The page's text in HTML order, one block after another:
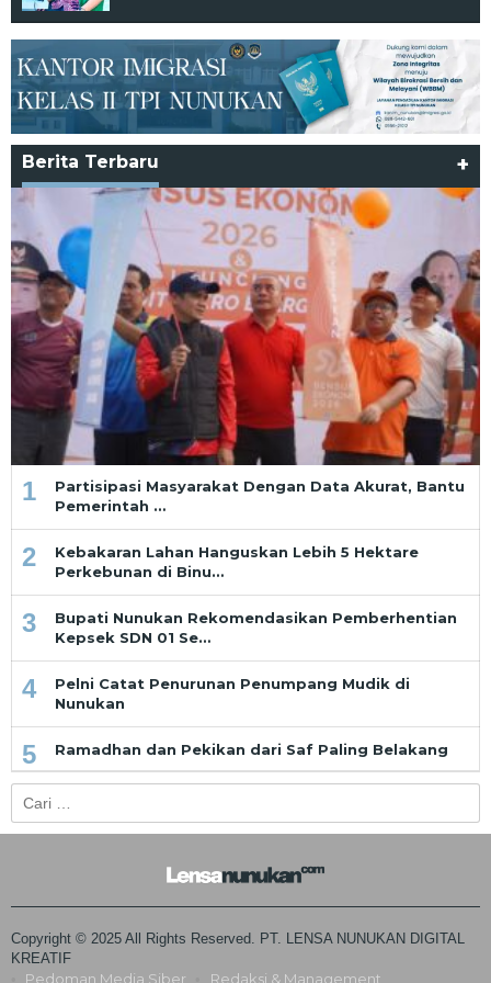
Berita Terbaru +
1
Partisipasi Masyarakat Dengan Data Akurat, Bantu
Pemerintah …
2
Kebakaran Lahan Hanguskan Lebih 5 Hektare
Perkebunan di Binu…
3
Bupati Nunukan Rekomendasikan Pemberhentian
Kepsek SDN 01 Se…
4
Pelni Catat Penurunan Penumpang Mudik di
Nunukan
5 Ramadhan dan Pekikan dari Saf Paling Belakang
untuk:
Copyright © 2025 All Rights Reserved. PT. LENSA NUNUKAN DIGITAL
KREATIF
Pedoman Media Siber Redaksi & Management